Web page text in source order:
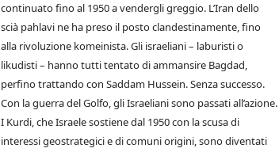
continuato fino al 1950 a vendergli greggio. L’Iran dello
scià pahlavi ne ha preso il posto clandestinamente, fino
alla rivoluzione komeinista. Gli israeliani – laburisti o
likudisti – hanno tutti tentato di ammansire Bagdad,
perfino trattando con Saddam Hussein. Senza successo.
Con la guerra del Golfo, gli Israeliani sono passati all’azione.
I Kurdi, che Israele sostiene dal 1950 con la scusa di
interessi geostrategici e di comuni origini, sono diventati